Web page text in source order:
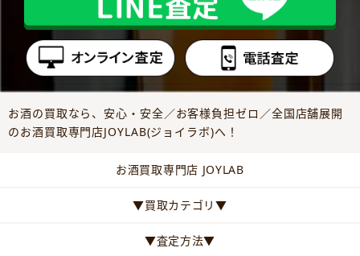
お酒の買取なら、安心・安全／お客様負担ゼロ／全国店舗展開
のお酒買取専門店JOYLAB(ジョイラボ)へ！
お酒買取専門店 JOYLAB
▼買取カテゴリ▼
▼査定方法▼